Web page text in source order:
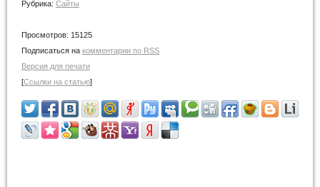
Рубрика: Сайты
Просмотров: 15125
Подписаться на комментарии по RSS
Версия для печати
[Ссылки на статью]